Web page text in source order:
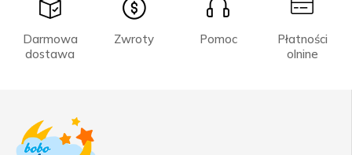
Darmowa
dostawa
Zwroty Pomoc
Płatności
olnine